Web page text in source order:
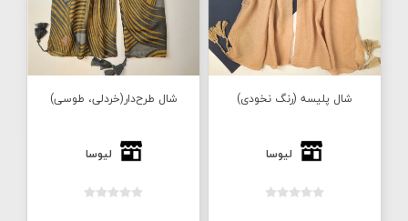
شال پلیسه (رنگ نخودی)
لیوسا
شال طرح‌دار(خردلی، طوسی)
لیوسا